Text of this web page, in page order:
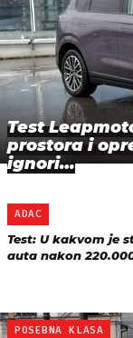
Test
prostora i
ignori…
ADAC
Test: U kakvom je
auta nakon
POSEBNA KLASA